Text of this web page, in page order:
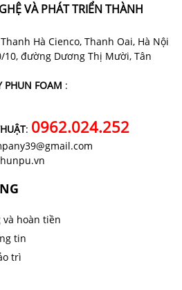
VÀ PHÁT TRIỂN THÀNH
Hà Cienco, Thanh Oai, Hà Nội
10, đường Dương Thị Mười, Tân
PHUN FOAM :
: 0962.024.252
hoàn tiền
tin
trì